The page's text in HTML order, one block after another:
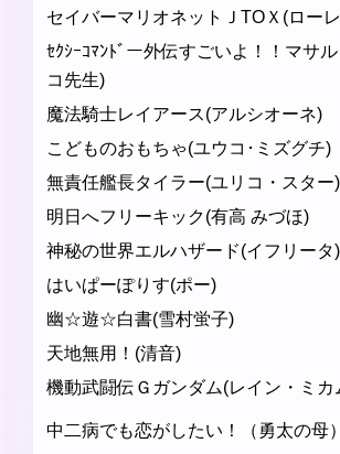
セイバーマリオネットＪTOＸ(ロー
ｾｸｼｰｺﾏﾝﾄﾞー外伝すごいよ！！マサ
コ先生)
魔法騎士レイアース(アルシオーネ)
こどものおもちゃ(ユウコ･ミズグチ)
無責任艦長タイラー(ユリコ・スター)
明日へフリーキック(有高 みづほ)
神秘の世界エルハザード(イフリータ)
はいぱーぽりす(ポー)
幽☆遊☆白書(雪村蛍子)
天地無用！(清音)
機動武闘伝Ｇガンダム(レイン・ミカ
中二病でも恋がしたい！（勇太の母）